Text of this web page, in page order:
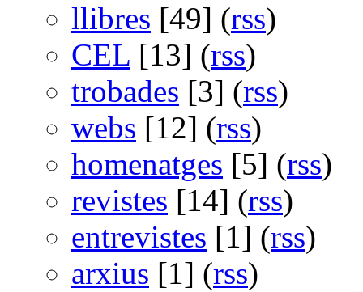
llibres [49] (rss)
CEL [13] (rss)
trobades [3] (rss)
webs [12] (rss)
homenatges [5] (rss)
revistes [14] (rss)
entrevistes [1] (rss)
arxius [1] (rss)